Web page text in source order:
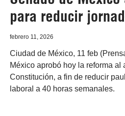
para reducir
febrero 11, 2026
Ciudad de México, 11 feb
México aprobó hoy la reforma al
Constitución, a fin de reducir
laboral a 40 horas semanales.